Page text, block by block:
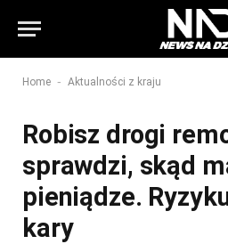
Home - Aktualności z kraju
Robisz drogi
sprawdzi, skąd
pieniądze.
kary